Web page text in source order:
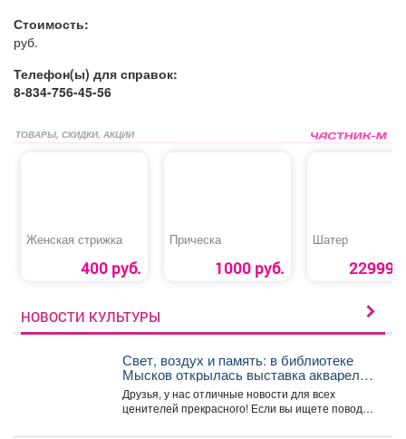
Стоимость:
руб.
Телефон(ы) для справок:
8-834-756-45-56
ТОВАРЫ, СКИДКИ, АКЦИИ
Женская стрижка
400 руб.
Прическа
1000 руб.
Шатер
22999
НОВОСТИ КУЛЬТУРЫ
Свет, воздух и память: в библиотеке
Мысков открылась выставка акварели
«Воспоминания»
Друзья, у нас отличные новости для всех
ценителей прекрасного! Если вы ищете повод